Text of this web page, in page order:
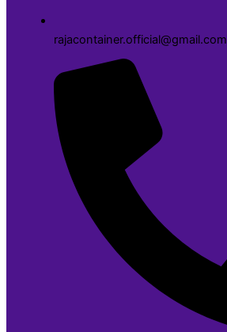
rajacontainer.official@gmail.com